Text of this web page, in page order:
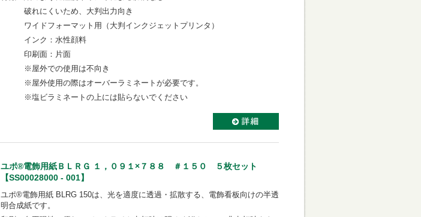
破れにくいため、大判出力向き
ワイドフォーマット用（大判インクジェットプリンタ）
インク：水性顔料
印刷面：片面
※屋外での使用は不向き
※屋外使用の際はオーバーラミネートが必要です。
※塩ビラミネートの上には貼らないでください
ユポ®電飾用紙ＢＬＲＧ １，０９１×７８８ ＃１５０ ５枚セット
【SS00028000 - 001】
ユポ®電飾用紙 BLRG 150は、光を適度に透過・拡散する、電飾看板向けの半透
明合成紙です。